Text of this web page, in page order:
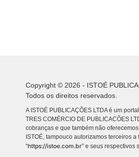
Copyright © 2026 - ISTOÉ
Todos os direitos reservados.
A ISTOÉ PUBLICAÇÕES LTDA é um
TRES COMÉRCIO DE PUBLICACÕES
cobranças e que também não
ISTOÉ, tampouco autorizamos terceiros
“https://istoe.com.br” e seus respectivos